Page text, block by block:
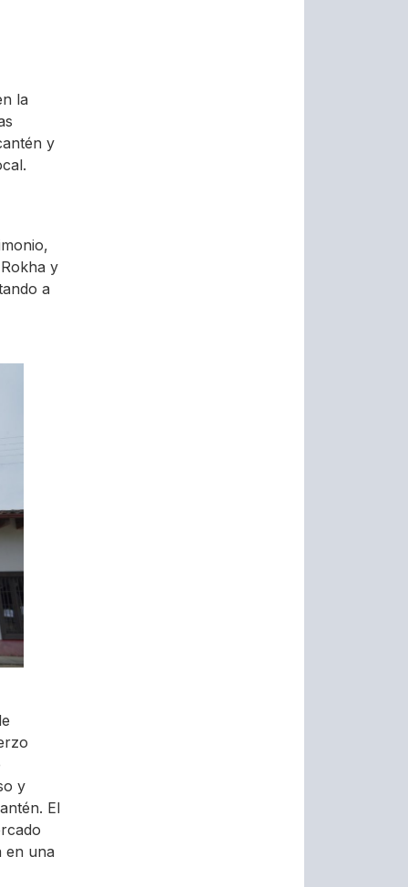
la
y
y
a
y
El
en una